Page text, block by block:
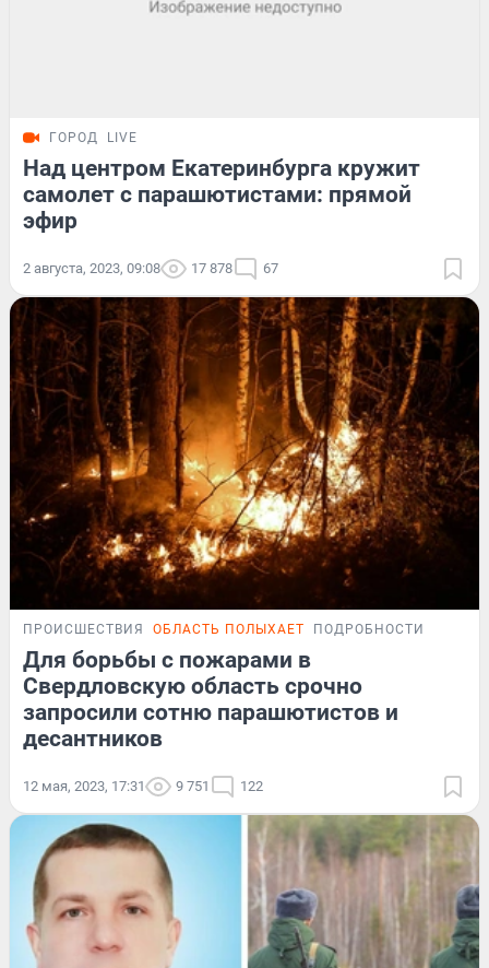
ГОРОД LIVE
Над центром Екатеринбурга кружит
самолет с парашютистами: прямой
эфир
2 августа, 2023, 09:08 17 878 67
ПРОИСШЕСТВИЯ ОБЛАСТЬ ПОЛЫХАЕТ ПОДРОБНОСТИ
Для борьбы с пожарами в
Свердловскую область срочно
запросили сотню парашютистов и
десантников
12 мая, 2023, 17:31 9 751 122